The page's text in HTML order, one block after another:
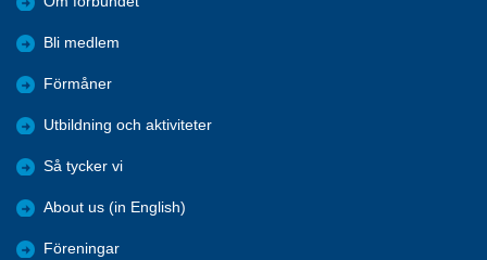
Bli medlem
Förmåner
Utbildning och aktiviteter
Så tycker vi
About us (in English)
Föreningar